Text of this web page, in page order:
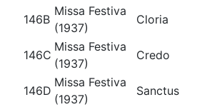
146B
Missa Festiva
(1937)
Cloria
146C
Missa Festiva
(1937)
Credo
146D
Missa Festiva
(1937)
Sanctus